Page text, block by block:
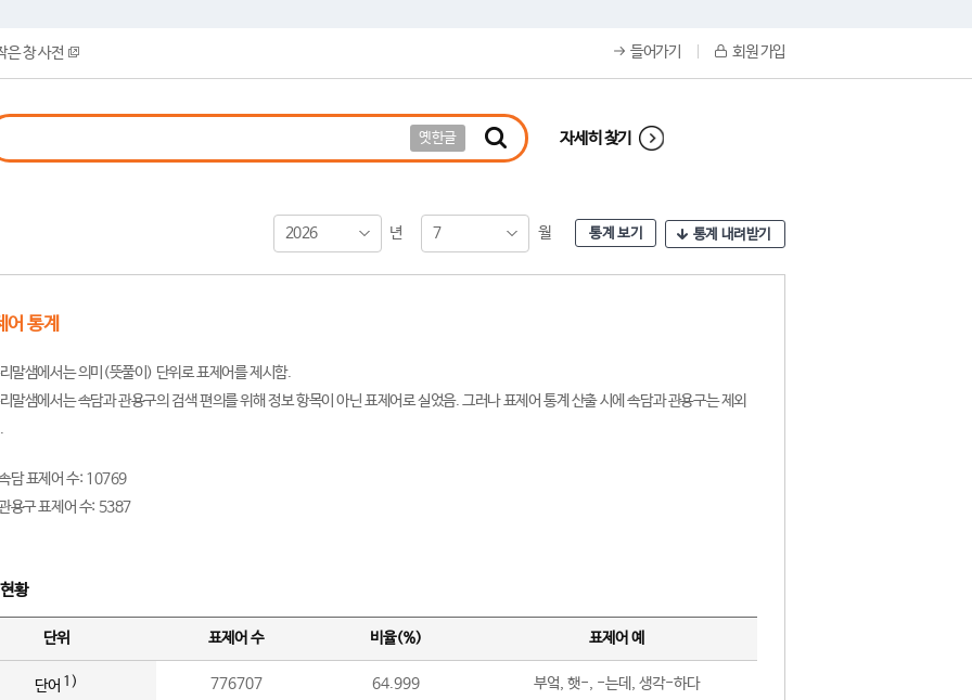
은 창 사전 들어가기 회원 가입
옛한글 자세히 찾기
2026 년 7 월 통계 보기 통계 내려받기
어 통계
말샘에서는 의미(뜻풀이) 단위로 표제어를 제시함.
말샘에서는 속담과 관용구의 검색 편의를 위해 정보 항목이 아닌 표제어로 실었음. 그러나 표제어 통계 산출 시에 속담과 관용구는 제외
담 표제어 수: 10769
용구 표제어 수: 5387
황
단위 표제어 수 비율(%) 표제어 예
단어 1) 776707 64.999 부엌, 햇-, -는데, 생각-하다